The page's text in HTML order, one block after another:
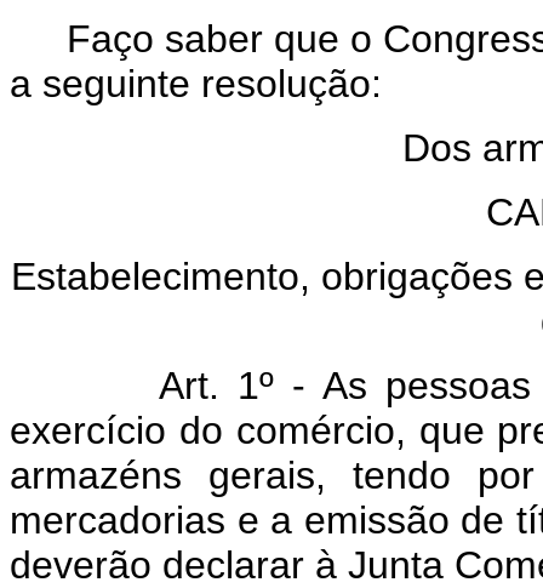
Faço saber que o
a seguinte resolução:
Dos
Estabelecimento, obrigações
Art. 1º - As
exercício do comércio, que
armazéns gerais, tendo
mercadorias e a emissão de
deverão declarar à Junta